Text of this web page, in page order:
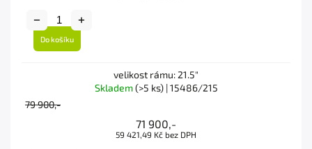
Do košíku
velikost rámu: 21.5"
Skladem(>5 ks)| 15486/215
79 900,-
71 900,-
59 421,49 Kč bez DPH